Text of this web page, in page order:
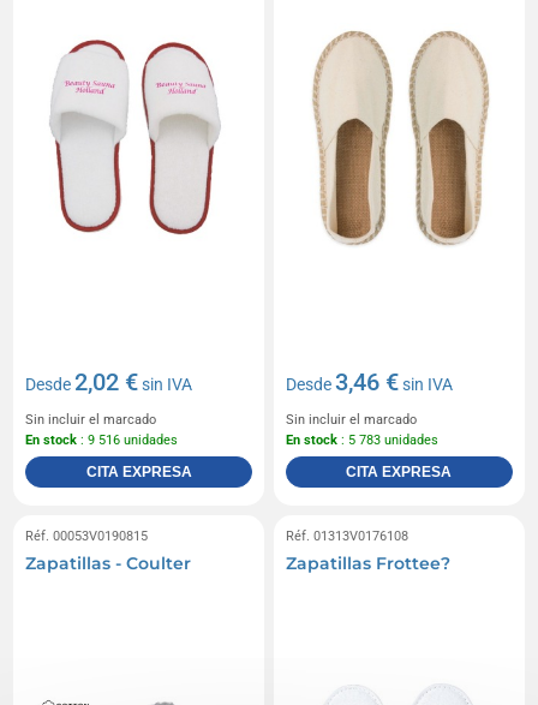
Desde2,02 €sin IVA
Sin incluir el marcado
En stock : 9 516 unidades
CITA EXPRESA
Desde3,46 €sin IVA
Sin incluir el marcado
En stock : 5 783 unidades
CITA EXPRESA
Réf. 00053V0190815
Zapatillas - Coulter
Réf. 01313V0176108
Zapatillas Frottee?